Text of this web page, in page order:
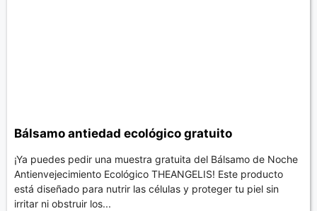
Bálsamo antiedad ecológico gratuito
¡Ya puedes pedir una muestra gratuita del Bálsamo de Noche
Antienvejecimiento Ecológico THEANGELIS! Este producto
está diseñado para nutrir las células y proteger tu piel sin
irritar ni obstruir los...